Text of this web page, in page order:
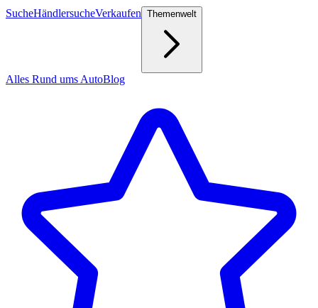
SucheHändlersucheVerkaufen Themenwelt
Alles Rund ums AutoBlog